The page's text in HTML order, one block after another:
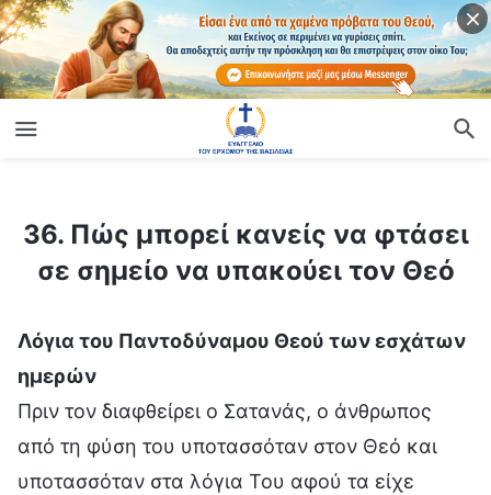
36. Πώς μπορεί κανείς να φτάσει
σε σημείο να υπακούει τον Θεό
Λόγια του Παντοδύναμου Θεού των εσχάτων
ημερών
Πριν τον διαφθείρει ο Σατανάς, ο άνθρωπος
από τη φύση του υποτασσόταν στον Θεό και
υποτασσόταν στα λόγια Του αφού τα είχε